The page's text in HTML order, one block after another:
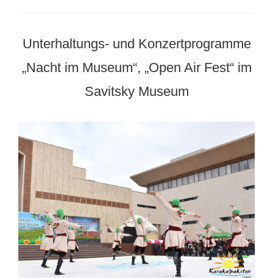
Unterhaltungs- und Konzertprogramme
„Nacht im Museum“, „Open Air Fest“ im
Savitsky Museum